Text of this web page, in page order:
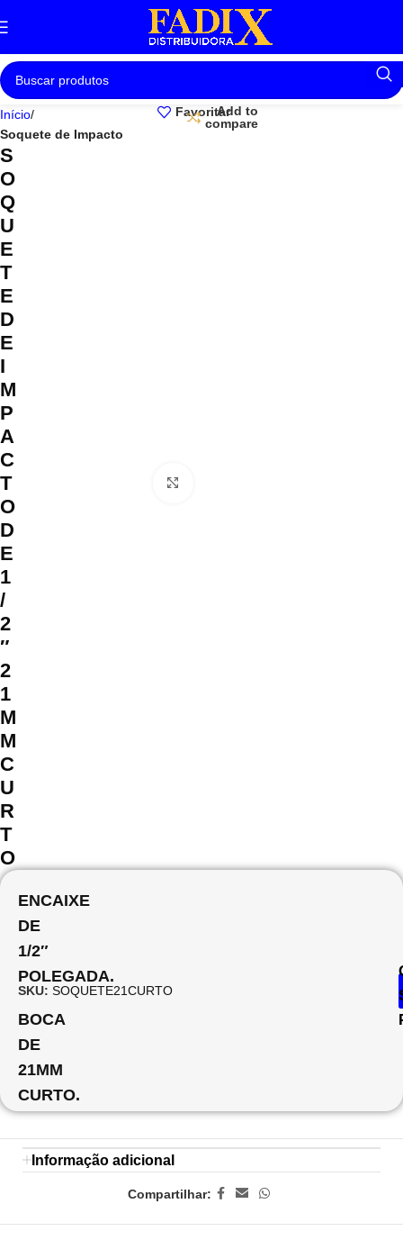
Início
Soquete de Impacto
FavoritarAdd to
compare
S
O
Q
U
E
T
E
D
E
I
M
P
A
C
T
O
D
E
1
/
2
″
2
1
M
M
C
U
R
T
O
ENCAIXE
DE
1/2″
POLEGADA.
BOCA
DE
21MM
CURTO.
SKU: SOQUETE21CURTO
Informação adicional
Compartilhar: